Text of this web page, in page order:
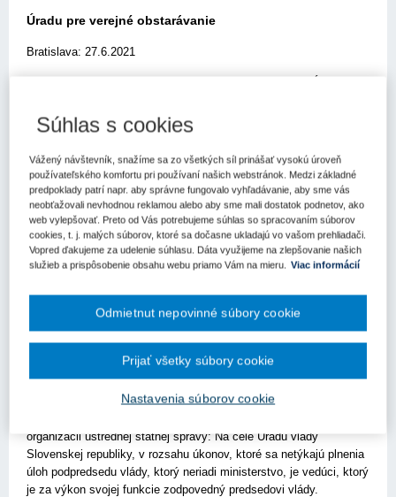
Úradu pre verejné obstarávanie
Bratislava: 27.6.2021
k aplikácii zákona č. 343/2015 Z.z. o verejnom obstarávaní a o
zmene a doplnení niektorých zákonov v znení neskorších
predpisov (ďalej len „zákon o verejnom obstarávaní“).
V žiadosti o metodické usmernenie uvádzate nasledovné:
„Úrad vlády Slovenskej republiky je verejným obstarávateľom a
účastníkom procesu verejného obstarávania.
Podľa § 6 ods. 3 zákona o verejnom obstarávaní, ak verejný
prevádzkových jednotiek, do predpokladanej hodnoty zákazky sa
zahŕňa celková predpokladaná hodnota zákaziek týchto
prevádzkových jednotiek. Predpokladanú hodnotu zákazky možno
určiť na úrovni samostatnej prevádzkovej jednotky, ak táto
prevádzková jednotka nezávisle uskutočňuje verejné obstarávanie.
Z účinnosťou od 1.6.2021 sa ustanovuje nasledovné znenie § 22
organizácii ústrednej štátnej správy: Na čele Úradu vlády
Slovenskej republiky, v rozsahu úkonov, ktoré sa netýkajú plnenia
úloh podpredsedu vlády, ktorý neriadi ministerstvo, je vedúci, ktorý
je za výkon svojej funkcie zodpovedný predsedovi vlády.
Súhlas s cookies
Vážený návštevník, snažíme sa zo všetkých síl prinášať vysokú úroveň
používateľského komfortu pri používaní našich webstránok. Medzi základné
predpoklady patrí napr. aby správne fungovalo vyhľadávanie, aby sme vás
neobťažovali nevhodnou reklamou alebo aby sme mali dostatok podnetov, ako
web vylepšovať. Preto od Vás potrebujeme súhlas so spracovaním súborov
cookies, t. j. malých súborov, ktoré sa dočasne ukladajú vo vašom prehliadači.
Vopred ďakujeme za udelenie súhlasu. Dáta využijeme na zlepšovanie našich
služieb a prispôsobenie obsahu webu priamo Vám na mieru. Viac informácií
Nastavenia súborov cookie
Odmietnut nepovinné súbory cookie
Prijať všetky súbory cookie